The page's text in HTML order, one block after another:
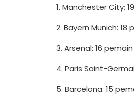
1. Manchester City:
2. Bayern Munich: 18
3. Arsenal: 16 pemain
4. Paris Saint-
5. Barcelona: 15